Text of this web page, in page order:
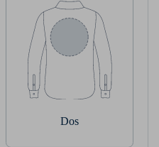
Dos